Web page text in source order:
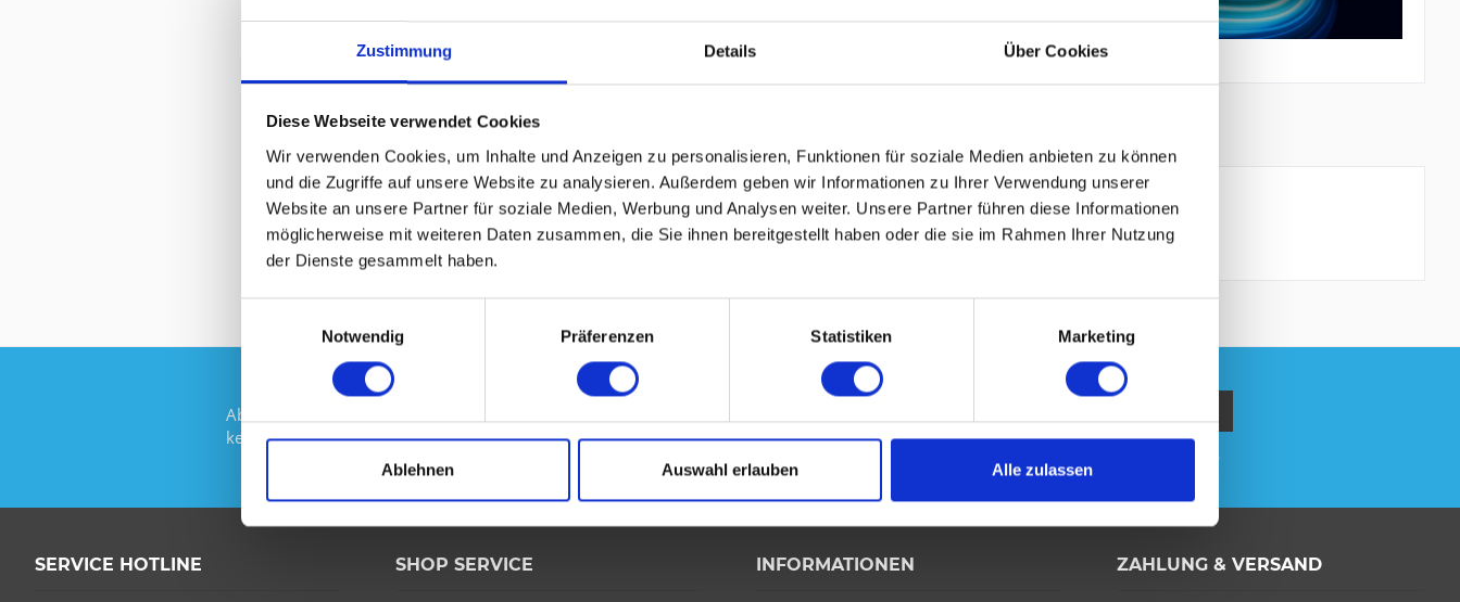
Zustimmung Details Über Cookies
Diese Webseite verwendet Cookies
Wir verwenden Cookies, um Inhalte und Anzeigen zu personalisieren, Funktionen für soziale Medien anbieten zu können
und die Zugriffe auf unsere Website zu analysieren. Außerdem geben wir Informationen zu Ihrer Verwendung unserer
Website an unsere Partner für soziale Medien, Werbung und Analysen weiter. Unsere Partner führen diese Informationen
möglicherweise mit weiteren Daten zusammen, die Sie ihnen bereitgestellt haben oder die sie im Rahmen Ihrer Nutzung
der Dienste gesammelt haben.
Notwendig
Präferenzen Statistiken Marketing
Ablehnen Auswahl erlauben Alle zulassen
46C8872 | IBM DS5100, DS5300 battery
Abonnieren Sie den kostenlosen Newsletter und verpassen Sie
keine Neuigkeit oder Aktion mehr von IT-Planet Onlineshop.
habe ich zur Kenntnis genommen.
SERVICE HOTLINE SHOP SERVICE INFORMATIONEN ZAHLUNG & VERSAND